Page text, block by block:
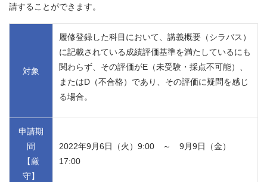
請することができます。
対象
履修登録した科目において、講義概要（シラバス）
に記載されている成績評価基準を満たしているにも
関わらず、その評価がE（未受験・採点不可能）、
またはD（不合格）であり、その評価に疑問を感じ
る場合。
申請期
間
【厳
守】
2022年9月6日（火）9:00 ～ 9月9日（金）
17:00